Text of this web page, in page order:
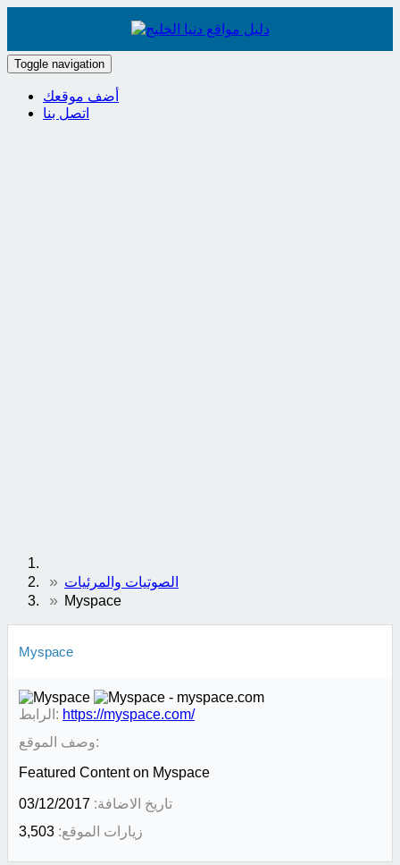
Toggle navigation
أضف موقعك
اتصل بنا
الصوتيات والمرئيات
Myspace
Myspace
الرابط: https://myspace.com/
وصف الموقع:
Featured Content on Myspace
تاريخ الاضافة: 03/12/2017
زيارات الموقع: 3,503